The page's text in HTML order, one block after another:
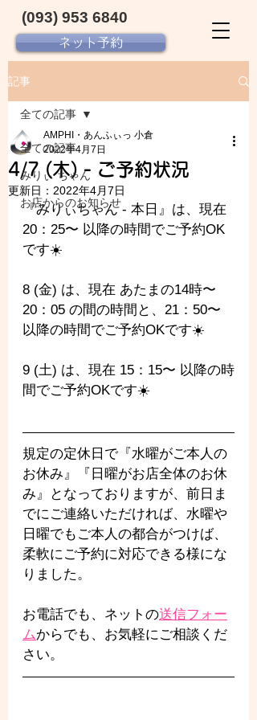
ネット予約
(093) 953 6840‬
記事
全ての記事
みりぃ ちゃん
お店からのお知らせ
全ての記事
4/7 (木) - ご予約状況
AMPHI・あんふぃっ 小倉
2022年4月7日
更新日： 2022年4月7日
『みりぃちゃん - 本日』は、現在
20：25〜 以降の時間でご予約OK
です☀️
8 (金) は、現在 あたまの14時〜
20：05 の間の時間と、21：50〜
以降の時間でご予約OKです☀️
9 (土) は、現在 15：15〜 以降の時
間でご予約OKです☀️
規定の定休日で『水曜がご本人の
お休み』『日曜がお店全体のお休
み』となっておりますが、前日ま
でにご連絡いただければ、水曜や
日曜でもご本人の都合がつけば、
柔軟にご予約に対応できる様にな
りました。
お電話でも、ネットの送信フォー
ムからでも、お気軽にご相談くだ
さい。